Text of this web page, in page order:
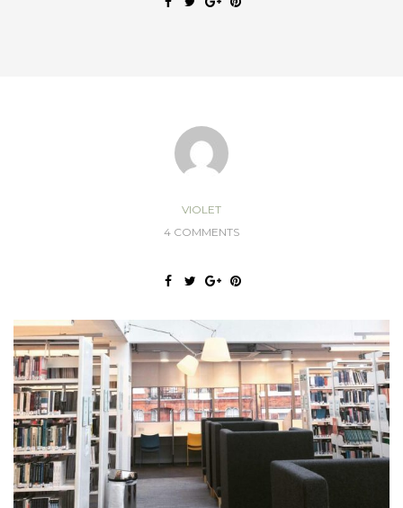
VIOLET
4 COMMENTS